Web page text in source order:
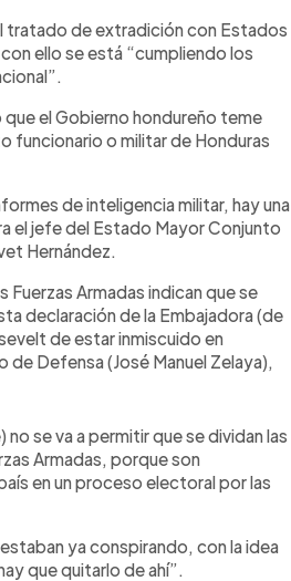
tratado de extradición con Estados
ello se está “cumpliendo los
que el Gobierno hondureño teme
funcionario o militar de Honduras
de inteligencia militar, hay una
el jefe del Estado Mayor Conjunto
Hernández.
Fuerzas Armadas indican que se
declaración de la Embajadora (de
de estar inmiscuido en
Defensa (José Manuel Zelaya),
se va a permitir que se dividan las
Armadas, porque son
en un proceso electoral por las
ya conspirando, con la idea
que quitarlo de ahí”.